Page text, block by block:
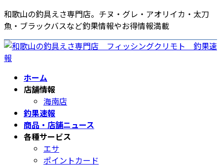
コ
ン
テ
ン
ツ
ナ
ビ
ゲ
ー
シ
和歌山の釣具えさ専門店。チヌ・グレ・アオリイカ・太刀
魚・ブラックバスなど釣果情報やお得情報満載
ホーム
店舗情報
海南店
釣果速報
商品・店舗ニュース
各種サービス
エサ
ポイントカード